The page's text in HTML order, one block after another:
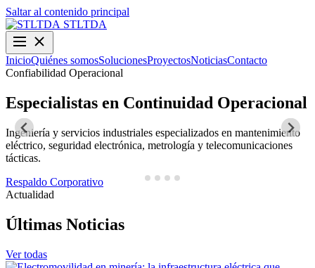
Saltar al contenido principal
STLTDA
InicioQuiénes somosSolucionesProyectosNoticiasContacto
Confiabilidad Operacional
Especialistas en Continuidad Operacional
Ingeniería y servicios industriales especializados en mantenimiento
eléctrico, seguridad electrónica, metrología y telecomunicaciones
tácticas.
Respaldo Corporativo
Actualidad
Últimas Noticias
Ver todas